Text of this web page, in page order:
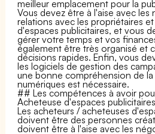
meilleur emplacement pour la
Vous devez être à l'aise avec les
relations avec les propriétaires
d'espaces publicitaires, et vous
gérer votre temps et vos
également être très organisé et
décisions rapides. Enfin, vous
les logiciels de gestion des
une bonne compréhension de
numériques est nécessaire.
## Les compétences à avoir
Acheteuse d'espaces publicitaires
Les acheteurs / acheteuses
doivent être des personnes
doivent être à l'aise avec les